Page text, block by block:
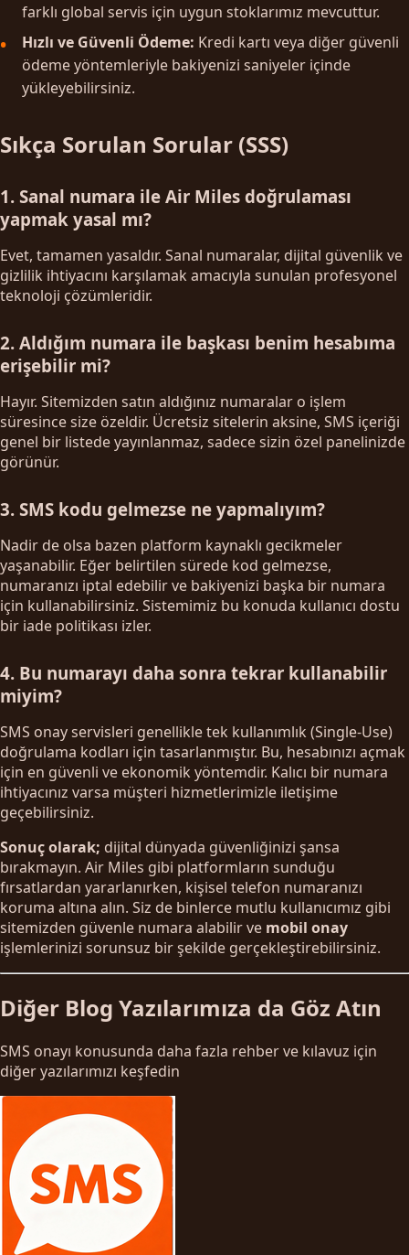
farklı global servis için uygun stoklarımız mevcuttur.
Hızlı ve Güvenli Ödeme: Kredi kartı veya diğer güvenli
ödeme yöntemleriyle bakiyenizi saniyeler içinde
yükleyebilirsiniz.
Sıkça Sorulan Sorular (SSS)
1. Sanal numara ile Air Miles doğrulaması
yapmak yasal mı?
Evet, tamamen yasaldır. Sanal numaralar, dijital güvenlik ve
gizlilik ihtiyacını karşılamak amacıyla sunulan profesyonel
teknoloji çözümleridir.
2. Aldığım numara ile başkası benim hesabıma
erişebilir mi?
Hayır. Sitemizden satın aldığınız numaralar o işlem
süresince size özeldir. Ücretsiz sitelerin aksine, SMS içeriği
genel bir listede yayınlanmaz, sadece sizin özel panelinizde
görünür.
3. SMS kodu gelmezse ne yapmalıyım?
Nadir de olsa bazen platform kaynaklı gecikmeler
yaşanabilir. Eğer belirtilen sürede kod gelmezse,
numaranızı iptal edebilir ve bakiyenizi başka bir numara
için kullanabilirsiniz. Sistemimiz bu konuda kullanıcı dostu
bir iade politikası izler.
4. Bu numarayı daha sonra tekrar kullanabilir
miyim?
SMS onay servisleri genellikle tek kullanımlık (Single-Use)
doğrulama kodları için tasarlanmıştır. Bu, hesabınızı açmak
için en güvenli ve ekonomik yöntemdir. Kalıcı bir numara
ihtiyacınız varsa müşteri hizmetlerimizle iletişime
geçebilirsiniz.
Sonuç olarak; dijital dünyada güvenliğinizi şansa
bırakmayın. Air Miles gibi platformların sunduğu
fırsatlardan yararlanırken, kişisel telefon numaranızı
koruma altına alın. Siz de binlerce mutlu kullanıcımız gibi
sitemizden güvenle numara alabilir ve mobil onay
işlemlerinizi sorunsuz bir şekilde gerçekleştirebilirsiniz.
Diğer Blog Yazılarımıza da Göz Atın
SMS onayı konusunda daha fazla rehber ve kılavuz için
diğer yazılarımızı keşfedin